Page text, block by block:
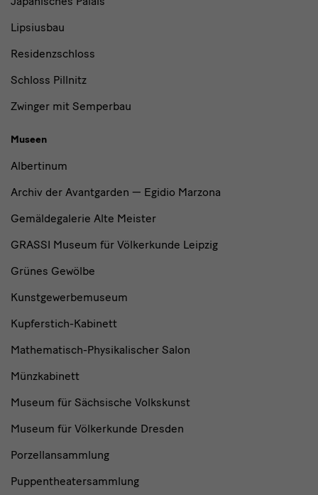
Lipsiusbau
Residenzschloss
Schloss Pillnitz
Zwinger mit Semperbau
Museen
Albertinum
Archiv der Avantgarden — Egidio Marzona
Gemäldegalerie Alte Meister
GRASSI Museum für Völkerkunde Leipzig
Grünes Gewölbe
Kunstgewerbemuseum
Kupferstich-Kabinett
Mathematisch-Physikalischer Salon
Münzkabinett
Museum für Sächsische Volkskunst
Museum für Völkerkunde Dresden
Porzellansammlung
Puppentheatersammlung